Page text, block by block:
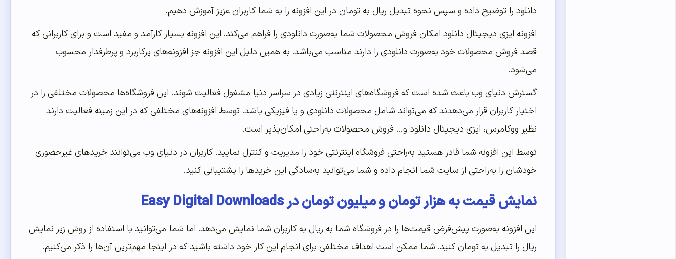
دانلود را توضیح داده و سپس نحوه تبدیل ریال به تومان در این افزونه را به شما کاربران عزیز آموزش دهیم.
افزونه ایزی دیجیتال دانلود امکان فروش محصولات شما به‌صورت دانلودی را فراهم می‌کند. این افزونه بسیار کارآمد و مفید است و برای کاربرانی که
قصد فروش محصولات خود به‌صورت دانلودی را دارند مناسب می‌باشد. به همین دلیل این افزونه جز افزونه‌های پرکاربرد و پرطرفدار محسوب
می‌شود.
گسترش دنیای وب باعث شده است که فروشگاه‌های اینترنتی زیادی در سراسر دنیا مشغول فعالیت شوند. این فروشگاه‌ها محصولات مختلفی را در
اختیار کاربران قرار می‌دهدند که می‌تواند شامل محصولات دانلودی و یا فیزیکی باشد. توسط افزونه‌های مختلفی که در این زمینه فعالیت دارند
نظیر ووکامرس، ایزی دیجیتال دانلود و… فروش محصولات به‌راحتی امکان‌پذیر است.
توسط این افزونه شما قادر هستید به‌راحتی فروشگاه اینترنتی خود را مدیریت و کنترل نمایید. کاربران در دنیای وب می‌توانند خریدهای غیرحضوری
خودشان را به‌راحتی از سایت شما انجام داده و شما می‌توانید به‌سادگی این خریدها را پشتیبانی کنید.
نمایش قیمت به هزار تومان و میلیون تومان در Easy Digital Downloads
این افزونه به‌صورت پیش‌فرض قیمت‌ها را در فروشگاه شما به ریال به کاربران شما نمایش می‌دهد. اما شما می‌توانید با استفاده از روش زیر نمایش
ریال را تبدیل به تومان کنید. شما ممکن است اهداف مختلفی برای انجام این کار خود داشته باشید که در اینجا مهم‌ترین آن‌ها را ذکر می‌کنیم.